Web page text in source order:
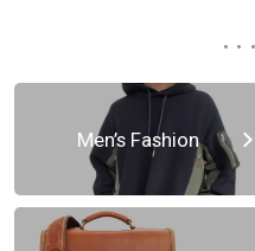
Men’s Fashion